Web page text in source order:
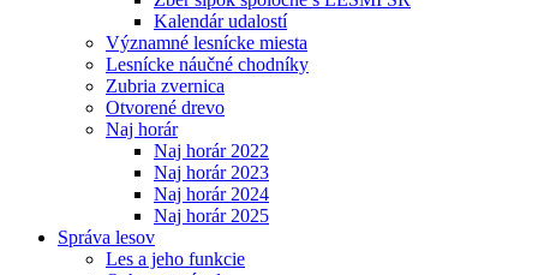
Kalendár udalostí
Významné lesnícke miesta
Lesnícke náučné chodníky
Zubria zvernica
Otvorené drevo
Naj horár
Naj horár 2022
Naj horár 2023
Naj horár 2024
Naj horár 2025
Správa lesov
Les a jeho funkcie